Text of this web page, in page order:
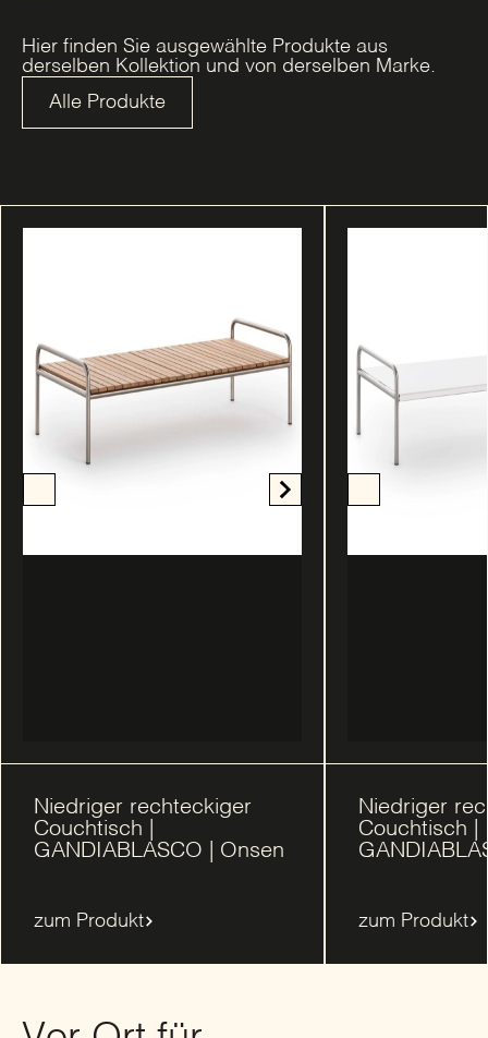
Hier finden Sie ausgewählte Produkte aus
derselben Kollektion und von derselben Marke.
Alle Produkte
Niedriger rechteckiger
Couchtisch |
GANDIABLASCO | Onsen
zum Produkt
Niedriger
Couchtisch |
zum Produkt